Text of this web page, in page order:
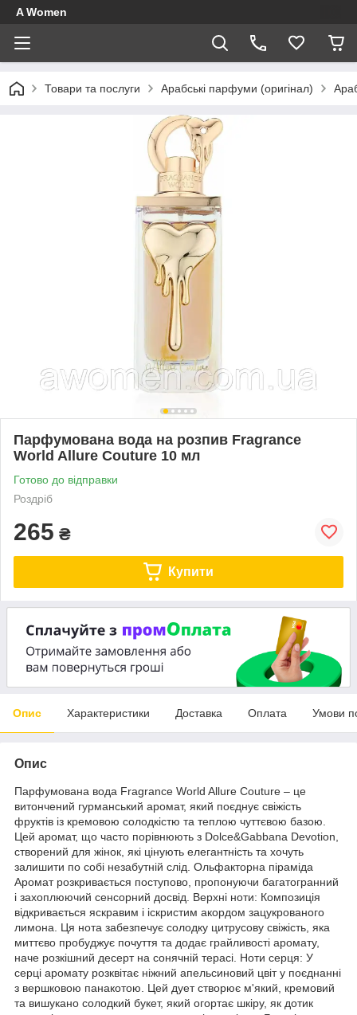
A Women
Товари та послуги Арабські парфуми (оригінал)
Парфумована вода на розпив Fragrance
World Allure Couture 10 мл
Готово до відправки
Роздріб
265 ₴
Купити
Опис Характеристики Доставка Оплата Умови
Опис
Парфумована вода Fragrance World Allure Couture – це
витончений гурманський аромат, який поєднує свіжість
фруктів із кремовою солодкістю та теплою чуттєвою базою.
Цей аромат, що часто порівнюють з Dolce&Gabbana Devotion,
створений для жінок, які цінують елегантність та хочуть
залишити по собі незабутній слід. Ольфакторна піраміда
Аромат розкривається поступово, пропонуючи багатогранний
і захоплюючий сенсорний досвід. Верхні ноти: Композиція
відкривається яскравим і іскристим акордом зацукрованого
лимона. Ця нота забезпечує солодку цитрусову свіжість, яка
миттєво пробуджує почуття та додає грайливості аромату,
наче розкішний десерт на сонячній терасі. Ноти серця: У
серці аромату розквітає ніжний апельсиновий цвіт у поєднанні
з вершковою панакотою. Цей дует створює м'який, кремовий
та вишукано солодкий букет, який огортає шкіру, як дотик